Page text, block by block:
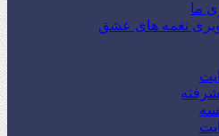
ما
نغمه های عشق